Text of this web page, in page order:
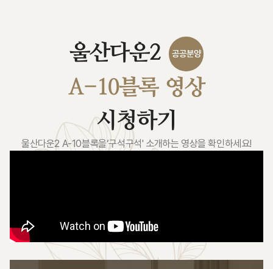
울산다운2 공공분양
A-10블록 영상
시청하기
울산다운2 A-10블록을‘구석구석' 소개하는 영상을 확인하세요!